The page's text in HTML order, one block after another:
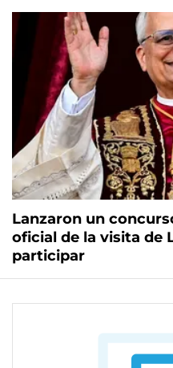
Lanzaron un
oficial de la visita de
participar